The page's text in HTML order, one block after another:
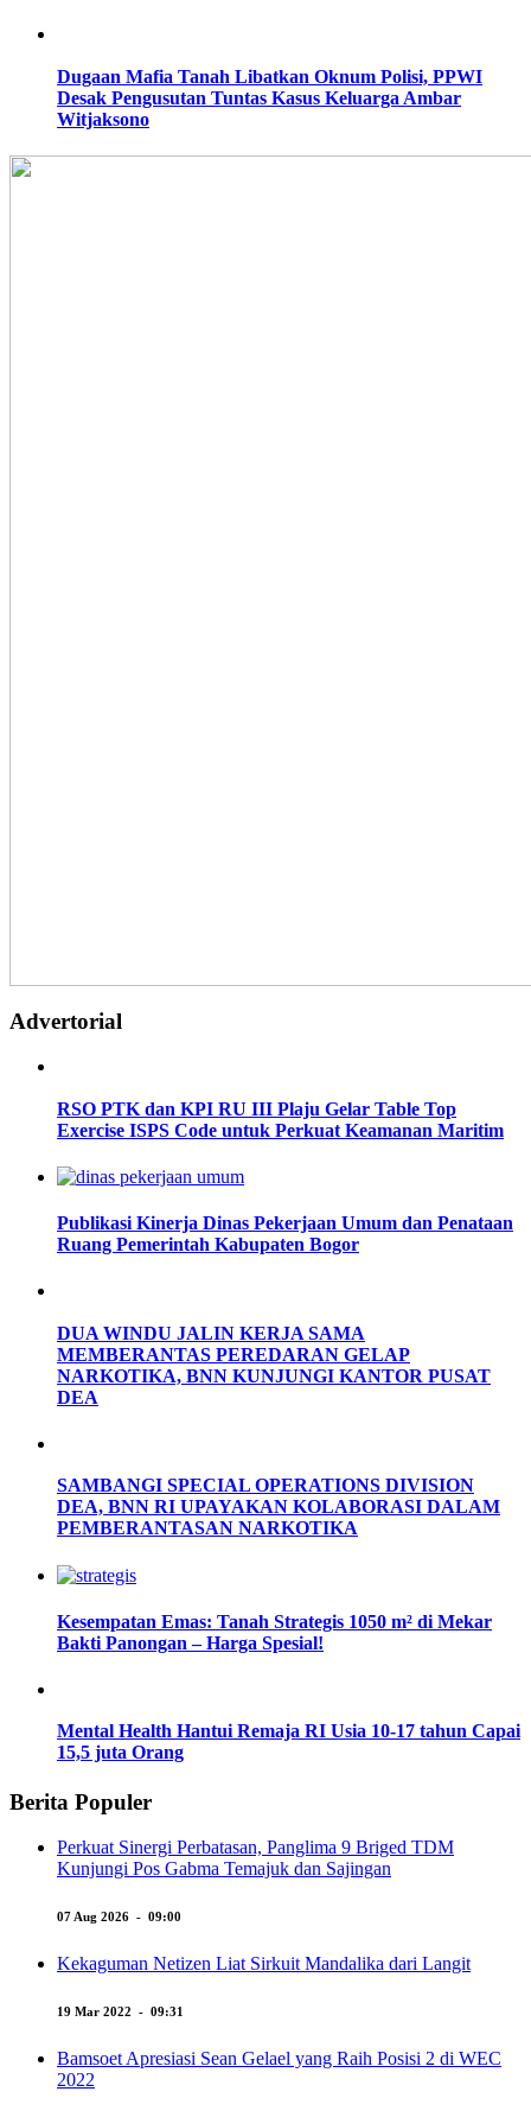
Dugaan Mafia Tanah Libatkan Oknum Polisi, PPWI
Desak Pengusutan Tuntas Kasus Keluarga Ambar
Witjaksono
Advertorial
RSO PTK dan KPI RU III Plaju Gelar Table Top
Exercise ISPS Code untuk Perkuat Keamanan Maritim
Publikasi Kinerja Dinas Pekerjaan Umum dan Penataan
Ruang Pemerintah Kabupaten Bogor
DUA WINDU JALIN KERJA SAMA
MEMBERANTAS PEREDARAN GELAP
NARKOTIKA, BNN KUNJUNGI KANTOR PUSAT
DEA
SAMBANGI SPECIAL OPERATIONS DIVISION
DEA, BNN RI UPAYAKAN KOLABORASI DALAM
PEMBERANTASAN NARKOTIKA
Kesempatan Emas: Tanah Strategis 1050 m² di Mekar
Bakti Panongan – Harga Spesial!
Mental Health Hantui Remaja RI Usia 10-17 tahun Capai
15,5 juta Orang
Berita Populer
Perkuat Sinergi Perbatasan, Panglima 9 Briged TDM
Kunjungi Pos Gabma Temajuk dan Sajingan
07 Aug 2026 - 09:00
Kekaguman Netizen Liat Sirkuit Mandalika dari Langit
19 Mar 2022 - 09:31
Bamsoet Apresiasi Sean Gelael yang Raih Posisi 2 di WEC
2022